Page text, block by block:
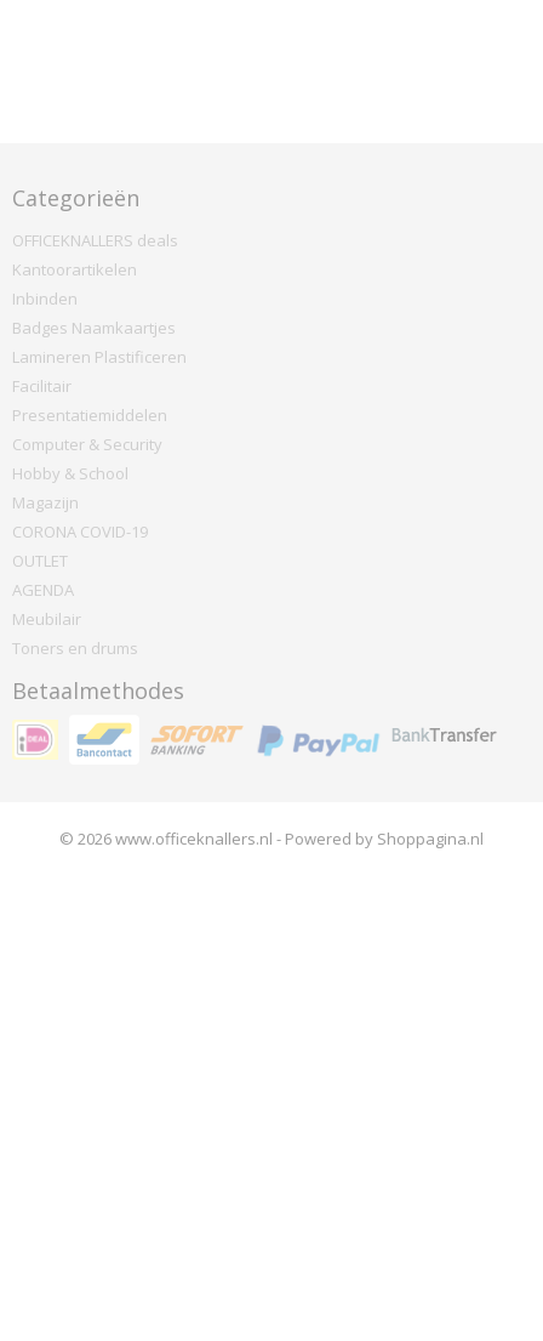
Categorieën
OFFICEKNALLERS deals
Kantoorartikelen
Inbinden
Badges Naamkaartjes
Lamineren Plastificeren
Facilitair
Presentatiemiddelen
Computer & Security
Hobby & School
Magazijn
CORONA COVID-19
OUTLET
AGENDA
Meubilair
Toners en drums
Betaalmethodes
© 2026 www.officeknallers.nl - Powered by Shoppagina.nl